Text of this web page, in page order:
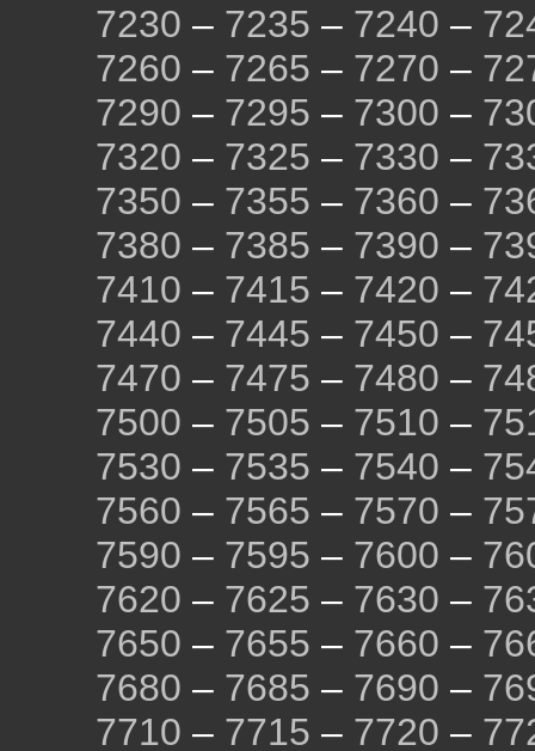
7230 – 7235 – 7240 –
7260 – 7265 – 7270 –
7290 – 7295 – 7300 –
7320 – 7325 – 7330 –
7350 – 7355 – 7360 –
7380 – 7385 – 7390 –
7410 – 7415 – 7420 –
7440 – 7445 – 7450 –
7470 – 7475 – 7480 –
7500 – 7505 – 7510 –
7530 – 7535 – 7540 –
7560 – 7565 – 7570 –
7590 – 7595 – 7600 –
7620 – 7625 – 7630 –
7650 – 7655 – 7660 –
7680 – 7685 – 7690 –
7710 – 7715 – 7720 –